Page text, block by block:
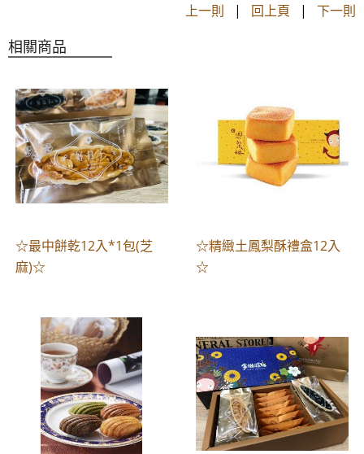
上一則 | 回上頁 | 下一則
相關商品
☆最中餅乾12入*1包(芝
麻)☆
☆精緻土鳳梨酥禮盒12入
☆